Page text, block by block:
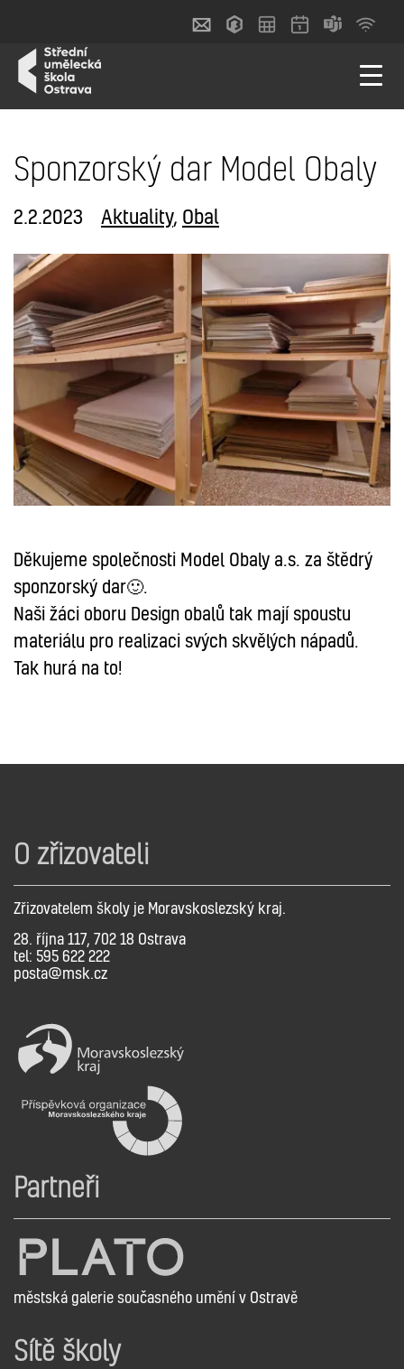
Sponzorský dar Model Obaly
2.2.2023 Aktuality, Obal
Děkujeme společnosti Model Obaly a.s. za štědrý
sponzorský dar🙂.
Naši žáci oboru Design obalů tak mají spoustu
materiálu pro realizaci svých skvělých nápadů.
Tak hurá na to!
O zřizovateli
Zřizovatelem školy je Moravskoslezský kraj.
28. října 117, 702 18 Ostrava
tel: 595 622 222
posta@msk.cz
Partneři
městská galerie současného umění v Ostravě
Sítě školy